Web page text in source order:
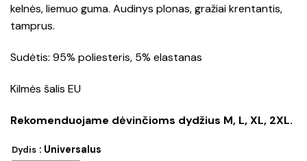
kelnės, liemuo guma. Audinys plonas, gražiai krentantis,
tamprus.
Sudėtis: 95% poliesteris, 5% elastanas
Kilmės šalis EU
Rekomenduojame dėvinčioms dydžius M, L, XL, 2XL.
Dydis : Universalus